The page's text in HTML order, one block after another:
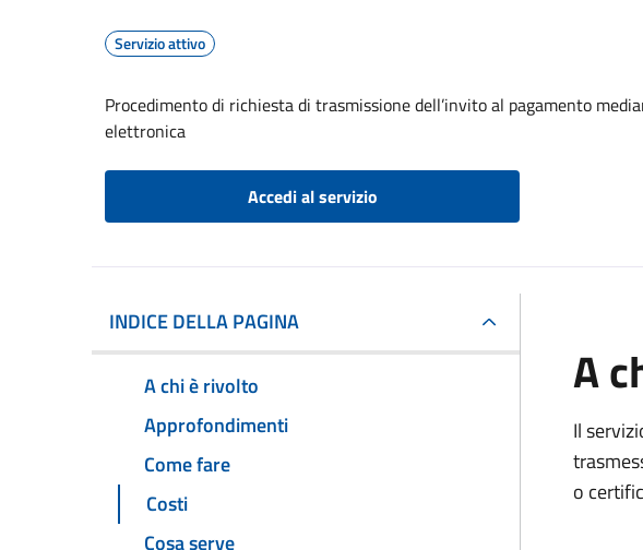
Servizio attivo
Procedimento di richiesta di trasmissione dell’invito al pagamento
elettronica
Accedi al servizio
INDICE DELLA PAGINA
A chi è rivolto
Approfondimenti
Come fare
Costi
Cosa serve
A
Il
o